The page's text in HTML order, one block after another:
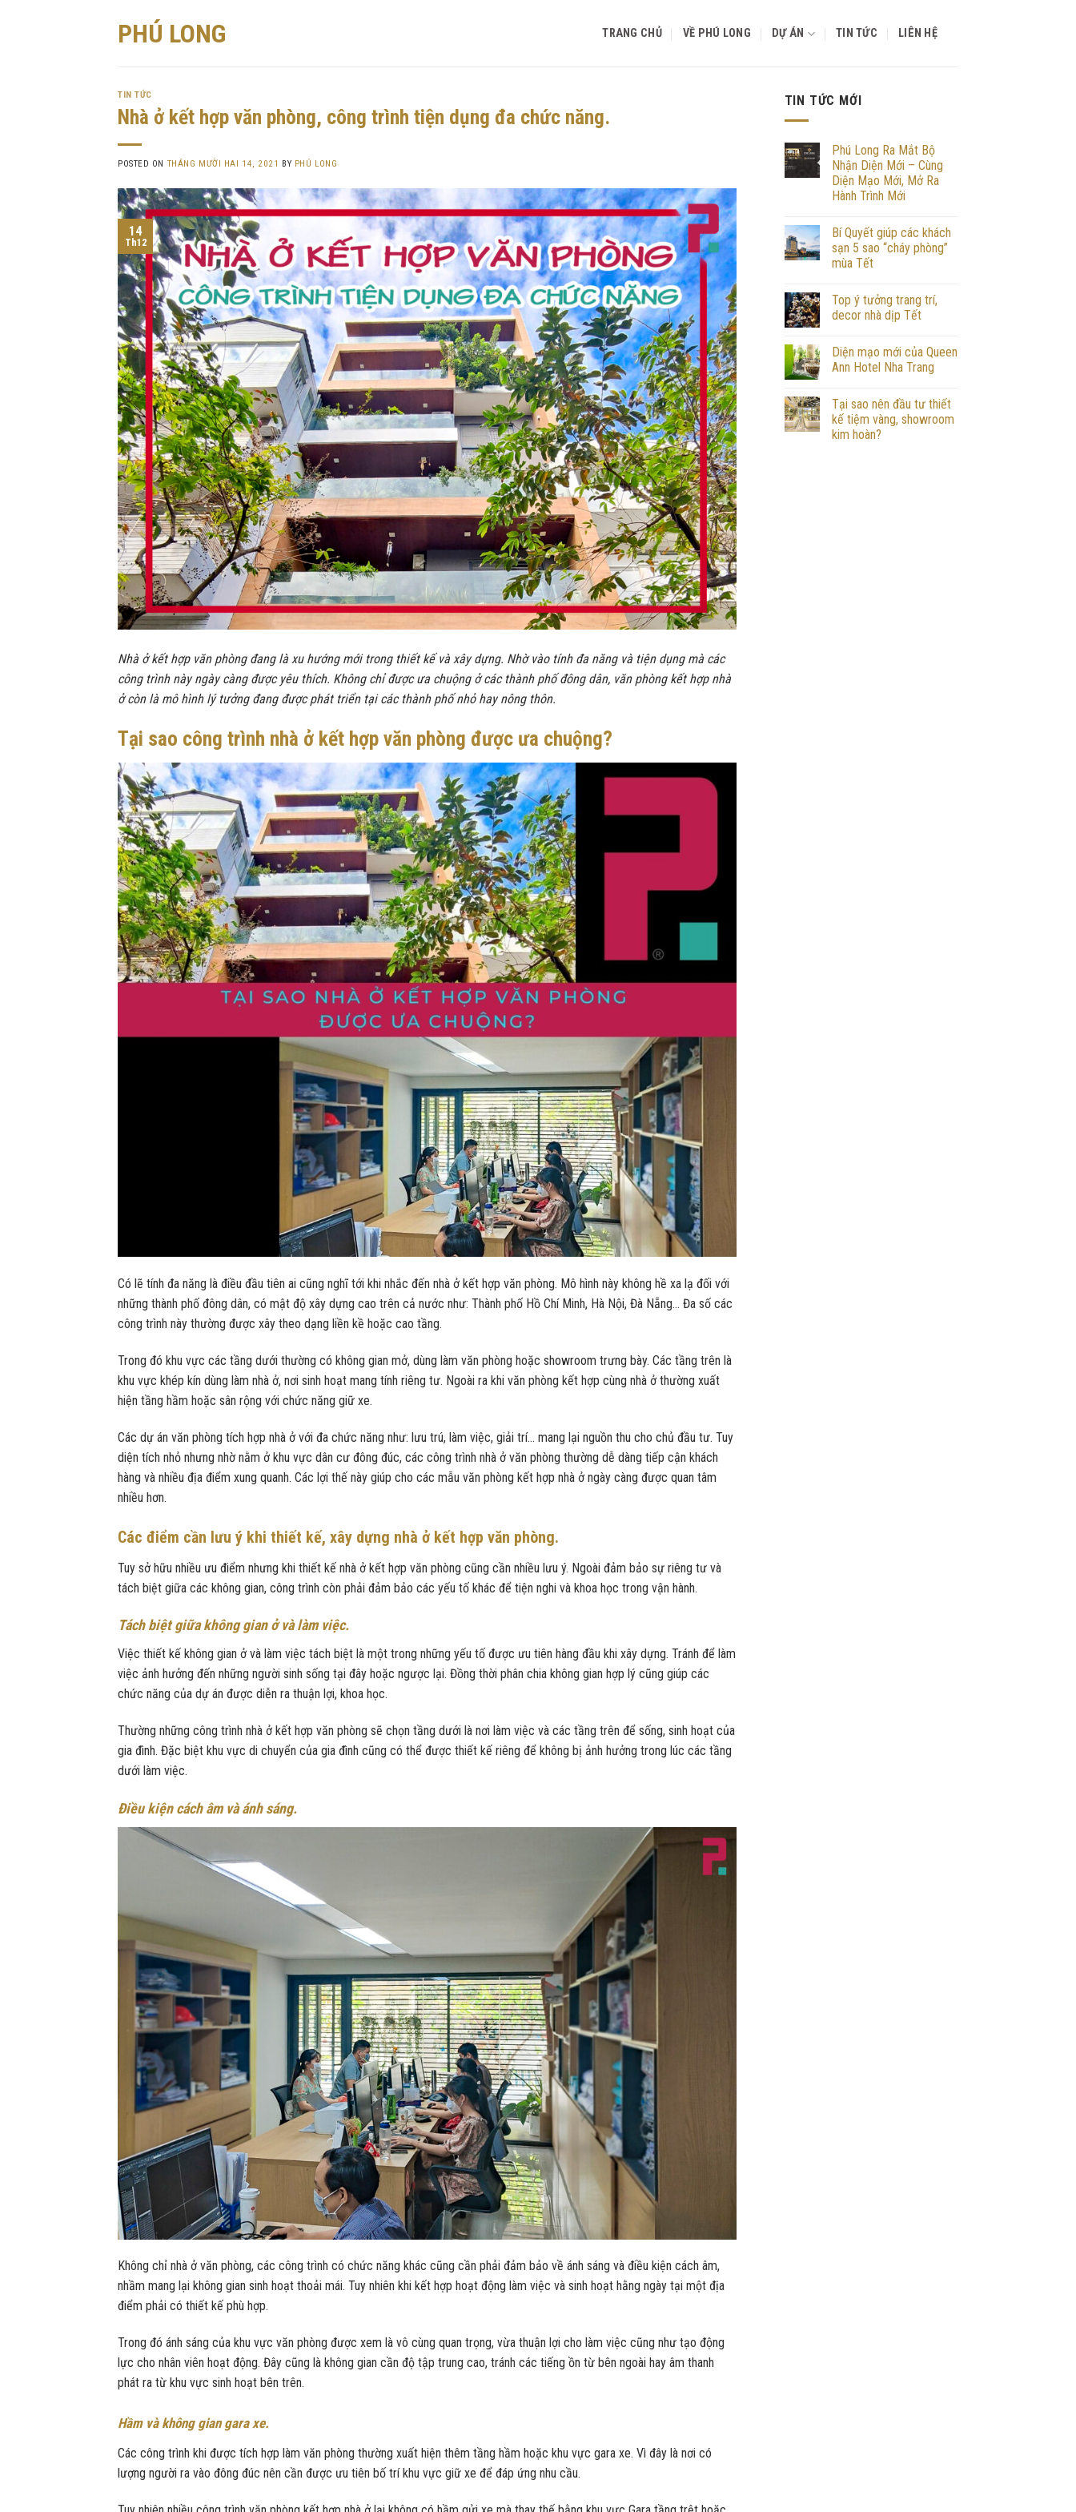
PHÚ LONG TRANG CHỦ VỀ PHÚ LONG DỰ ÁN TIN TỨC LIÊN HỆ
TIN TỨC
Nhà ở kết hợp văn phòng, công trình tiện dụng đa chức năng.
POSTED ON THÁNG MƯỜI HAI 14, 2021 BY PHÚ LONG
14
Th12
Nhà ở kết hợp văn phòng đang là xu hướng mới trong thiết kế và xây dựng. Nhờ vào tính đa năng và tiện dụng mà các
công trình này ngày càng được yêu thích. Không chỉ được ưa chuộng ở các thành phố đông dân, văn phòng kết hợp nhà
ở còn là mô hình lý tưởng đang được phát triển tại các thành phố nhỏ hay nông thôn.
Tại sao công trình nhà ở kết hợp văn phòng được ưa chuộng?
Có lẽ tính đa năng là điều đầu tiên ai cũng nghĩ tới khi nhắc đến nhà ở kết hợp văn phòng. Mô hình này không hề xa lạ đối với
những thành phố đông dân, có mật độ xây dựng cao trên cả nước như: Thành phố Hồ Chí Minh, Hà Nội, Đà Nẵng… Đa số các
công trình này thường được xây theo dạng liền kề hoặc cao tầng.
Trong đó khu vực các tầng dưới thường có không gian mở, dùng làm văn phòng hoặc showroom trưng bày. Các tầng trên là
khu vực khép kín dùng làm nhà ở, nơi sinh hoạt mang tính riêng tư. Ngoài ra khi văn phòng kết hợp cùng nhà ở thường xuất
hiện tầng hầm hoặc sân rộng với chức năng giữ xe.
Các dự án văn phòng tích hợp nhà ở với đa chức năng như: lưu trú, làm việc, giải trí… mang lại nguồn thu cho chủ đầu tư. Tuy
diện tích nhỏ nhưng nhờ nằm ở khu vực dân cư đông đúc, các công trình nhà ở văn phòng thường dễ dàng tiếp cận khách
hàng và nhiều địa điểm xung quanh. Các lợi thế này giúp cho các mẫu văn phòng kết hợp nhà ở ngày càng được quan tâm
nhiều hơn.
Các điểm cần lưu ý khi thiết kế, xây dựng nhà ở kết hợp văn phòng.
Tuy sở hữu nhiều ưu điểm nhưng khi thiết kế nhà ở kết hợp văn phòng cũng cần nhiều lưu ý. Ngoài đảm bảo sự riêng tư và
tách biệt giữa các không gian, công trình còn phải đảm bảo các yếu tố khác để tiện nghi và khoa học trong vận hành.
Tách biệt giữa không gian ở và làm việc.
Việc thiết kế không gian ở và làm việc tách biệt là một trong những yếu tố được ưu tiên hàng đầu khi xây dựng. Tránh để làm
việc ảnh hưởng đến những người sinh sống tại đây hoặc ngược lại. Đồng thời phân chia không gian hợp lý cũng giúp các
chức năng của dự án được diễn ra thuận lợi, khoa học.
Thường những công trình nhà ở kết hợp văn phòng sẽ chọn tầng dưới là nơi làm việc và các tầng trên để sống, sinh hoạt của
gia đình. Đặc biệt khu vực di chuyển của gia đình cũng có thể được thiết kế riêng để không bị ảnh hưởng trong lúc các tầng
dưới làm việc.
Điều kiện cách âm và ánh sáng.
Không chỉ nhà ở văn phòng, các công trình có chức năng khác cũng cần phải đảm bảo về ánh sáng và điều kiện cách âm,
nhầm mang lại không gian sinh hoạt thoải mái. Tuy nhiên khi kết hợp hoạt động làm việc và sinh hoạt hằng ngày tại một địa
điểm phải có thiết kế phù hợp.
Trong đó ánh sáng của khu vực văn phòng được xem là vô cùng quan trọng, vừa thuận lợi cho làm việc cũng như tạo động
lực cho nhân viên hoạt động. Đây cũng là không gian cần độ tập trung cao, tránh các tiếng ồn từ bên ngoài hay âm thanh
phát ra từ khu vực sinh hoạt bên trên.
Hầm và không gian gara xe.
Các công trình khi được tích hợp làm văn phòng thường xuất hiện thêm tầng hầm hoặc khu vực gara xe. Vì đây là nơi có
lượng người ra vào đông đúc nên cần được ưu tiên bố trí khu vực giữ xe để đáp ứng nhu cầu.
TIN TỨC MỚI
Phú Long Ra Mắt Bộ
Nhận Diện Mới – Cùng
Diện Mạo Mới, Mở Ra
Hành Trình Mới
Bí Quyết giúp các khách
sạn 5 sao “cháy phòng”
mùa Tết
Top ý tưởng trang trí,
decor nhà dịp Tết
Diện mạo mới của Queen
Ann Hotel Nha Trang
Tại sao nên đầu tư thiết
kế tiệm vàng, showroom
kim hoàn?